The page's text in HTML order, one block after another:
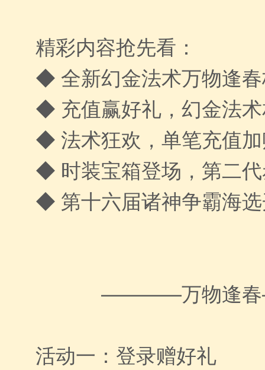
精彩内容抢先看：
◆ 全新幻金法术万物逢
◆ 充值赢好礼，幻金法
◆ 法术狂欢，单笔充值
◆ 时装宝箱登场，第二
◆ 第十六届诸神争霸海
————万物逢
活动一：登录赠好礼